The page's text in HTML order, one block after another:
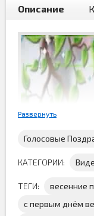
Описание
Поздравление
Развернуть
Голосовые
КАТЕГОРИИ:
ТЕГИ:
весенние
с первым днём